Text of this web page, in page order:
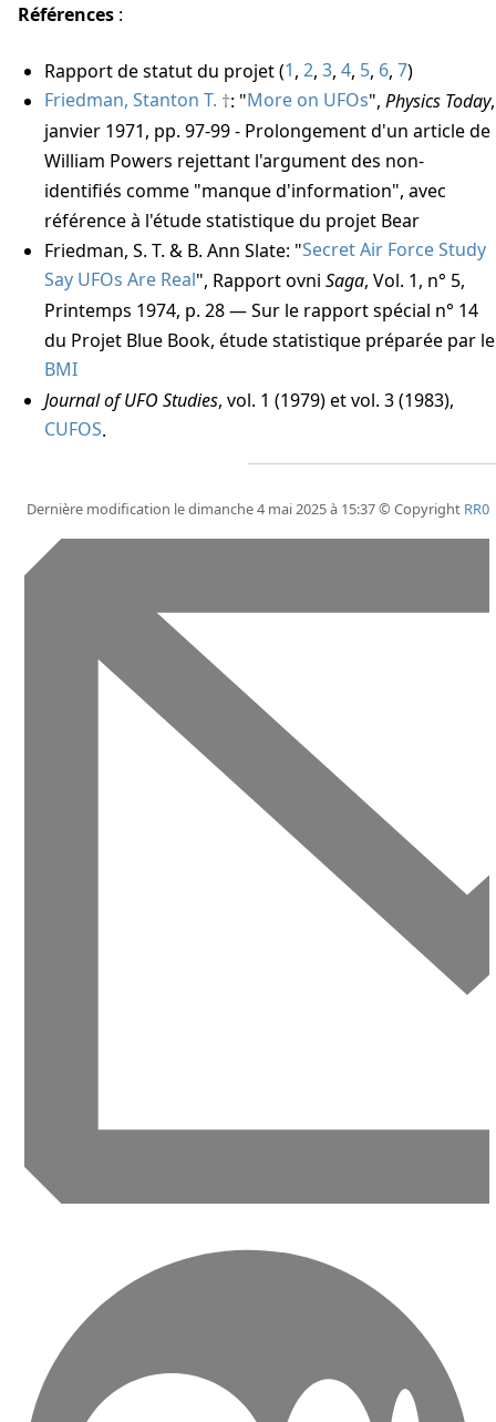
Références :
Rapport de statut du projet (1, 2, 3, 4, 5, 6, 7)
Friedman, Stanton T.
: "More on UFOs", Physics Today,
janvier 1971, pp. 97-99 - Prolongement d'un article de
William Powers rejettant l'argument des non-
identifiés comme "manque d'information", avec
référence à l'étude statistique du projet Bear
Friedman, S. T. & B. Ann Slate: "Secret Air Force Study
Say UFOs Are Real", Rapport ovni Saga, Vol. 1, n° 5,
Printemps 1974, p. 28 — Sur le rapport spécial n° 14
du Projet Blue Book, étude statistique préparée par le
BMI
Journal of UFO Studies, vol. 1 (1979) et vol. 3 (1983),
CUFOS.
Dernière modification le dimanche 4 mai 2025 à 15:37 © Copyright RR0